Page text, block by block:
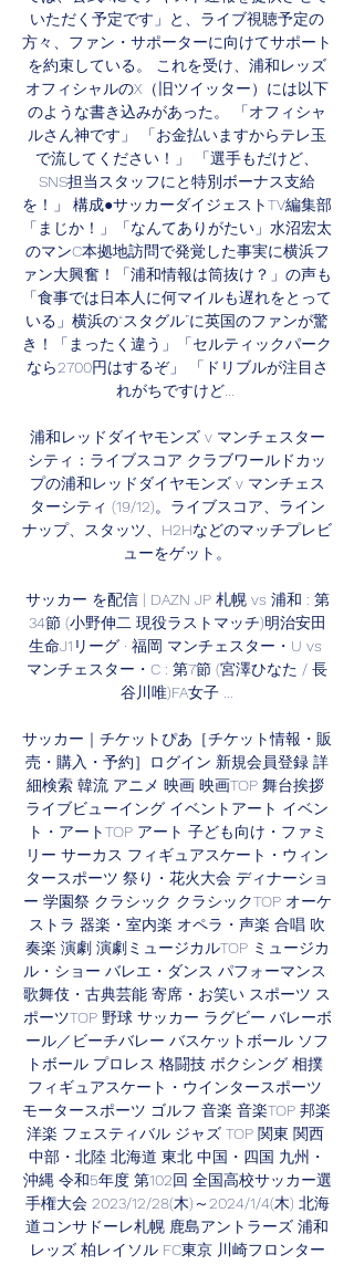
いただく予定です」と、ライブ視聴予定の
方々、ファン・サポーターに向けてサポート
を約束している。 これを受け、浦和レッズ
オフィシャルのX（旧ツイッター）には以下
のような書き込みがあった。 「オフィシャ
ルさん神です」 「お金払いますからテレ玉
で流してください！」 「選手もだけど、
SNS担当スタッフにと特別ボーナス支給
を！」 構成●サッカーダイジェストTV編集部
「まじか！」「なんてありがたい」水沼宏太
のマンC本拠地訪問で発覚した事実に横浜フ
ァン大興奮！「浦和情報は筒抜け？」の声も
「食事では日本人に何マイルも遅れをとって
いる」横浜の“スタグル”に英国のファンが驚
き！「まったく違う」「セルティックパーク
なら2700円はするぞ」 「ドリブルが注目さ
れがちですけど...
浦和レッドダイヤモンズ v マンチェスター
シティ：ライブスコア クラブワールドカッ
プの浦和レッドダイヤモンズ v マンチェス
ターシティ (19/12)。ライブスコア、ライン
ナップ、スタッツ、H2Hなどのマッチプレビ
ューをゲット。
サッカー を配信 | DAZN JP 札幌 vs 浦和 : 第
34節 (小野伸二 現役ラストマッチ)明治安田
生命J1リーグ · 福岡 マンチェスター・U vs
マンチェスター・C : 第7節 (宮澤ひなた / 長
谷川唯)FA女子 ...
サッカー｜チケットぴあ［チケット情報・販
売・購入・予約］ログイン 新規会員登録 詳
細検索 韓流 アニメ 映画 映画TOP 舞台挨拶
ライブビューイング イベントアート イベン
ト・アートTOP アート 子ども向け・ファミ
リー サーカス フィギュアスケート・ウィン
タースポーツ 祭り・花火大会 ディナーショ
ー 学園祭 クラシック クラシックTOP オーケ
ストラ 器楽・室内楽 オペラ・声楽 合唱 吹
奏楽 演劇 演劇ミュージカルTOP ミュージカ
ル・ショー バレエ・ダンス パフォーマンス
歌舞伎・古典芸能 寄席・お笑い スポーツ ス
ポーツTOP 野球 サッカー ラグビー バレーボ
ール／ビーチバレー バスケットボール ソフ
トボール プロレス 格闘技 ボクシング 相撲
フィギュアスケート・ウインタースポーツ
モータースポーツ ゴルフ 音楽 音楽TOP 邦楽
洋楽 フェスティバル ジャズ TOP 関東 関西
中部・北陸 北海道 東北 中国・四国 九州・
沖縄 令和5年度 第102回 全国高校サッカー選
手権大会 2023/12/28(木)～2024/1/4(木) 北海
道コンサドーレ札幌 鹿島アントラーズ 浦和
レッズ 柏レイソル FC東京 川崎フロンター